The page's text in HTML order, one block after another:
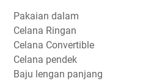
Pakaian dalam
Celana Ringan
Celana Convertible
Celana pendek
Baju lengan panjang